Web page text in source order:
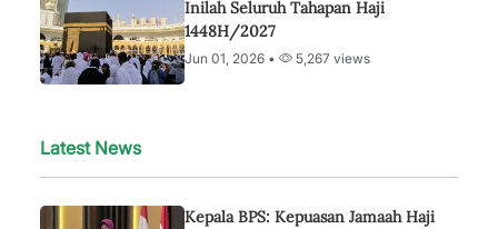
Inilah Seluruh Tahapan Haji
1448H/2027
Jun 01, 2026 • 5,267 views
Latest News
Kepala BPS: Kepuasan Jamaah Haji